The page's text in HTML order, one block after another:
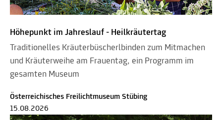
Höhepunkt im Jahreslauf - Heilkräutertag
Traditionelles Kräuterbüscherlbinden zum Mitmachen
und Kräuterweihe am Frauentag, ein Programm im
gesamten Museum
Österreichisches Freilichtmuseum Stübing
15.08.2026